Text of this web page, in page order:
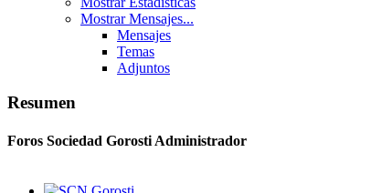
Mostrar Mensajes...
Mensajes
Temas
Adjuntos
Resumen
Foros Sociedad Gorosti Administrador